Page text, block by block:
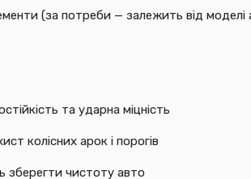
(за потреби — залежить від моделі
та ударна міцність
колісних арок і порогів
зберегти чистоту авто